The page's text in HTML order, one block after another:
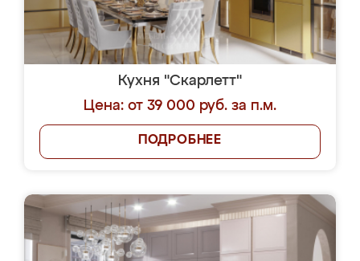
Кухня "Скарлетт"
Цена: от 39 000 руб. за п.м.
ПОДРОБНЕЕ